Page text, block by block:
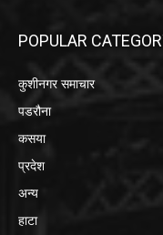
POPULAR
कुशीनगर समाचार
पडरौना
कसया
प्रदेश
अन्य
हाटा